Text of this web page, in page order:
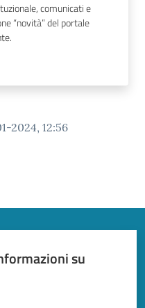
comunicati e
“novità” del portale
2024, 12:56
su